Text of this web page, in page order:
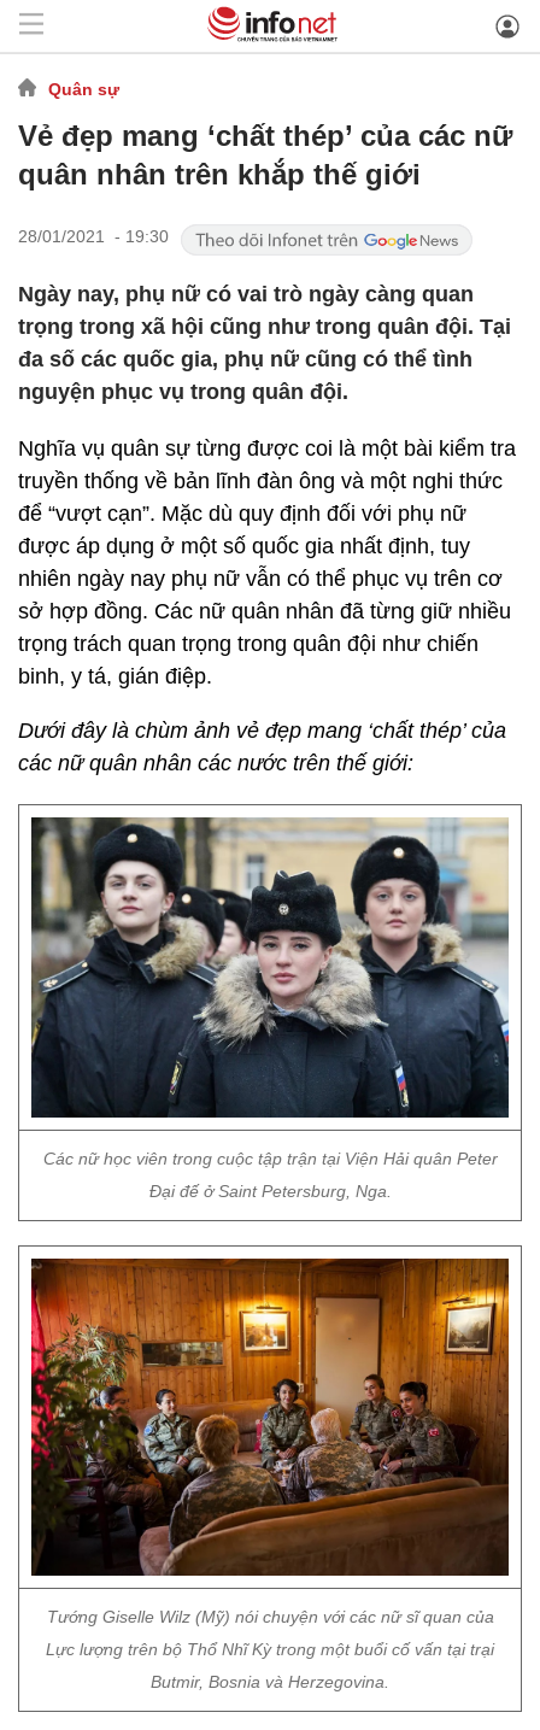
Quân sự
Vẻ đẹp mang ‘chất thép’ của các nữ
quân nhân trên khắp thế giới
28/01/2021 - 19:30
Ngày nay, phụ nữ có vai trò ngày càng quan
trọng trong xã hội cũng như trong quân đội. Tại
đa số các quốc gia, phụ nữ cũng có thể tình
nguyện phục vụ trong quân đội.
Nghĩa vụ quân sự từng được coi là một bài kiểm tra
truyền thống về bản lĩnh đàn ông và một nghi thức
để “vượt cạn”. Mặc dù quy định đối với phụ nữ
được áp dụng ở một số quốc gia nhất định, tuy
nhiên ngày nay phụ nữ vẫn có thể phục vụ trên cơ
sở hợp đồng. Các nữ quân nhân đã từng giữ nhiều
trọng trách quan trọng trong quân đội như chiến
binh, y tá, gián điệp.
Dưới đây là chùm ảnh vẻ đẹp mang ‘chất thép’ của
các nữ quân nhân các nước trên thế giới:
Các nữ học viên trong cuộc tập trận tại Viện Hải quân Peter
Đại đế ở Saint Petersburg, Nga.
Tướng Giselle Wilz (Mỹ) nói chuyện với các nữ sĩ quan của
Lực lượng trên bộ Thổ Nhĩ Kỳ trong một buổi cố vấn tại trại
Butmir, Bosnia và Herzegovina.